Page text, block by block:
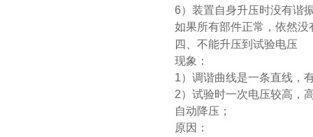
6）装置自身升压时没有谐
如果所有部件正常，依然没
四、不能升压到试验电压
现象：
1）调谐曲线是一条直线，
2）试验时一次电压较高，
自动降压；
原因：